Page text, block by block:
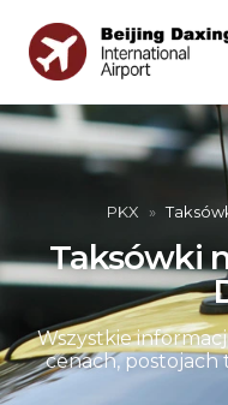
PKX »
Taksówki
Wszystkie
cenach,